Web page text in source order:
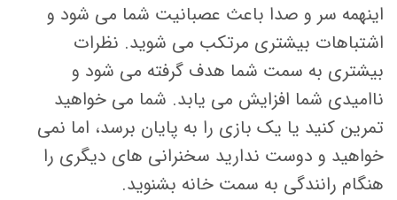
اینهمه سر و صدا باعث عصبانیت شما می شود و
اشتباهات بیشتری مرتکب می شوید. نظرات
بیشتری به سمت شما هدف گرفته می شود و
ناامیدی شما افزایش می یابد. شما می خواهید
تمرین کنید یا یک بازی را به پایان برسد، اما نمی
خواهید و دوست ندارید سخنرانی های دیگری را
هنگام رانندگی به سمت خانه بشنوید.